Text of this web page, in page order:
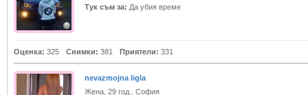
Тук съм за: Да убия време
Оценка: 325 Снимки: 381 Приятели: 331
nevazmojna ligla
Жена, 29 год., София